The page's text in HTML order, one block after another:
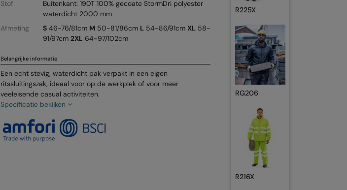
Stof
Buitenkant: 190T 100% gecoate StormDri polyester
waterdicht 2000 mm
Afmeting
S46-76/81cm M50-81/86cm L 54-86/91cm XL 58-
91/97cm 2XL 64-97/102cm
Belangrijke informatie
Een echt stevig, waterdicht pak verpakt in een eigen
ritssluitingszak, ideaal voor op de werkplek of voor meer
veeleisende casual activiteiten.
Specificatie bekijken
R225X
RG206
R216X